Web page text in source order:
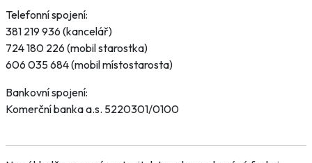
Telefonní spojení:
381 219 936 (kancelář)
724 180 226 (mobil starostka)
606 035 684 (mobil místostarosta)
Bankovní spojení:
Komerční banka a.s. 5220301/0100